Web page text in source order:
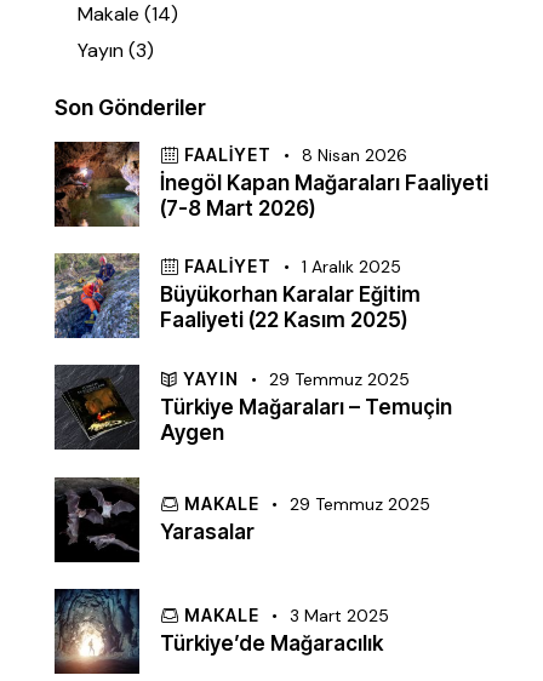
Makale (14)
Yayın(3)
Son Gönderiler
FAALIYET 8 Nisan 2026
İnegöl Kapan Mağaraları Faaliyeti
(7-8 Mart 2026)
FAALIYET 1 Aralık 2025
Büyükorhan Karalar Eğitim
Faaliyeti (22 Kasım 2025)
YAYIN 29 Temmuz 2025
Türkiye Mağaraları – Temuçin
Aygen
MAKALE 29 Temmuz 2025
Yarasalar
MAKALE 3 Mart 2025
Türkiye’de Mağaracılık